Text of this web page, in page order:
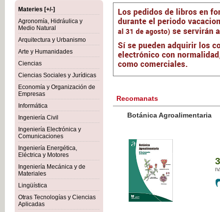
Materies [+/-]
Agronomía, Hidráulica y
Medio Natural
Arquitectura y Urbanismo
Arte y Humanidades
Ciencias
Ciencias Sociales y Jurídicas
Economía y Organización de
Empresas
Informática
Ingeniería Civil
Ingeniería Electrónica y
Comunicaciones
Ingeniería Energética,
Eléctrica y Motores
Ingeniería Mecánica y de
Materiales
Lingüística
Otras Tecnologías y Ciencias
Aplicadas
Recomanats
Botánica Agroalimentaria
IVA